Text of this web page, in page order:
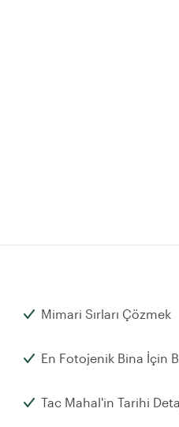
Mimari Sırları Çözmek
En Fotojenik Bina İçin
Tac Mahal'in Tarihi